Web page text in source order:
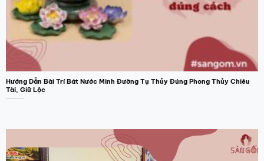
được
chọn
trên
trang
sản
Hướng Dẫn Bài Trí Bát Nước Minh Đường Tụ Thủy Đúng Phong Thủy Chiêu
Tài, Giữ Lộc